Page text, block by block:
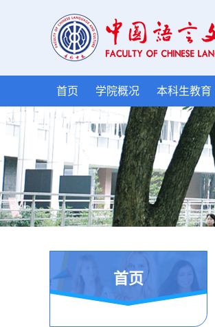
首页 学院概况 本科生教育
首页